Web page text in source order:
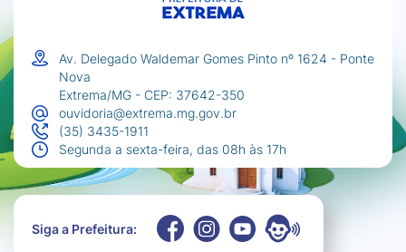
Av. Delegado Waldemar Gomes Pinto nº 1624 - Ponte
Nova
Extrema/MG - CEP: 37642-350
ouvidoria@extrema.mg.gov.br
(35) 3435-1911
Segunda a sexta-feira, das 08h às 17h
Siga a Prefeitura: